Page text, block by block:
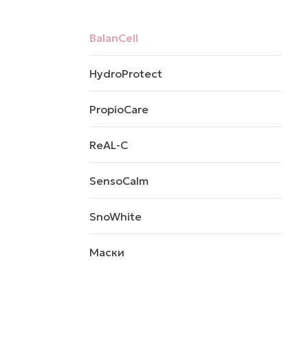
BalanCell
HydroProtect
PropioCare
ReAL-C
SensoCalm
SnoWhite
Маски